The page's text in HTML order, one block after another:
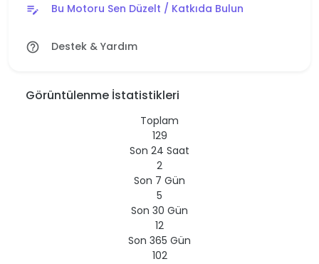
edit_note Bu Motoru Sen Düzelt / Katkıda Bulun
help_outline Destek & Yardım
Görüntülenme İstatistikleri
Toplam
129
Son 24 Saat
2
Son 7 Gün
5
Son 30 Gün
12
Son 365 Gün
102